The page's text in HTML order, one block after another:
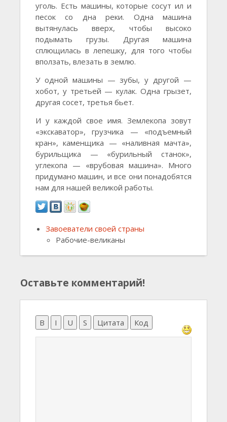
уголь. Есть машины, которые сосут ил и
песок со дна реки. Одна машина
вытянулась вверх, чтобы высоко
подымать грузы. Другая машина
сплющилась в лепешку, для того чтобы
вползать, влезать в землю.
У одной машины — зубы, у другой —
хобот, у третьей — кулак. Одна грызет,
другая сосет, третья бьет.
И у каждой свое имя. Землекопа зовут
«экскаватор», грузчика — «подъемный
кран», каменщика — «наливная мачта»,
бурильщика — «бурильный станок»,
углекопа — «врубовая машина». Много
придумано машин, и все они понадобятся
нам для нашей великой работы.
Завоеватели своей страны
Рабочие-великаны
Оставьте комментарий!
B I U S Цитата Код